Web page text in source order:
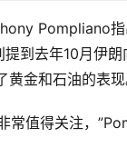
Pompliano
到去年10月伊
黄金和石油的表现
常值得关注，